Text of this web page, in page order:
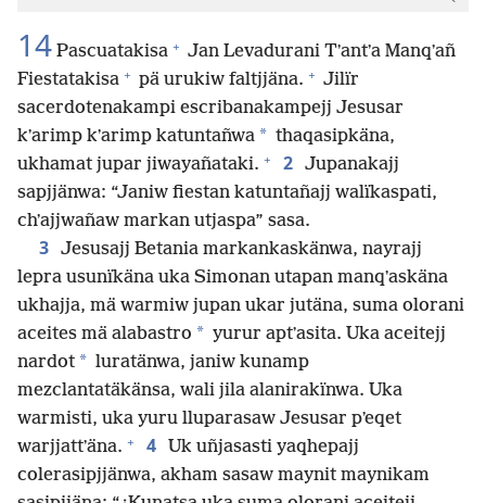
14 Pascuatakisa + Jan Levadurani Tʼantʼa Manqʼañ
Fiestatakisa + pä urukiw faltjjäna. + Jilïr
sacerdotenakampi escribanakampejj Jesusar
kʼarimp kʼarimp katuntañwa * thaqasipkäna,
ukhamat jupar jiwayañataki. + 2 Jupanakajj
sapjjänwa: “Janiw fiestan katuntañajj walïkaspati,
chʼajjwañaw markan utjaspa” sasa.
3 Jesusajj Betania markankaskänwa, nayrajj
lepra usunïkäna uka Simonan utapan manqʼaskäna
ukhajja, mä warmiw jupan ukar jutäna, suma olorani
aceites mä alabastro * yurur aptʼasita. Uka aceitejj
nardot * luratänwa, janiw kunamp
mezclantatäkänsa, wali jila alanirakïnwa. Uka
warmisti, uka yuru lluparasaw Jesusar pʼeqet
warjjattʼäna. + 4
Uk uñjasasti yaqhepajj
colerasipjjänwa, akham sasaw maynit maynikam